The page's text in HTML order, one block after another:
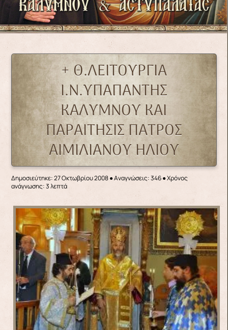
+ Θ.ΛΕΙΤΟΥΡΓΙΑ
Ι.Ν.ΥΠΑΠΑΝΤΗΣ
ΚΑΛΥΜΝΟΥ ΚΑΙ
ΠΑΡΑΙΤΗΣΙΣ ΠΑΤΡΟΣ
ΑΙΜΙΛΙΑΝΟΥ ΗΛΙΟΥ
Δημοσιεύτηκε: 27 Οκτωβρίου 2008●Αναγνώσεις: 346● Χρόνος
ανάγνωσης: 3 λεπτά